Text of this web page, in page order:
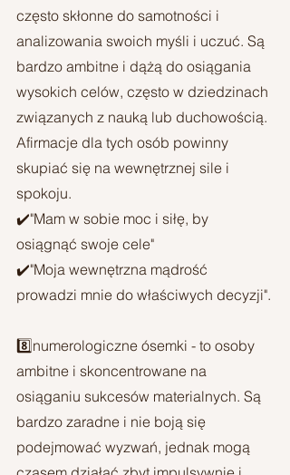
często skłonne do samotności i
analizowania swoich myśli i uczuć. Są
bardzo ambitne i dążą do osiągania
wysokich celów, często w dziedzinach
związanych z nauką lub duchowością.
Afirmacje dla tych osób powinny
skupiać się na wewnętrznej sile i
spokoju.
✔️"Mam w sobie moc i siłę, by
osiągnąć swoje cele"
✔️"Moja wewnętrzna mądrość
prowadzi mnie do właściwych decyzji".
8️⃣numerologiczne ósemki - to osoby
ambitne i skoncentrowane na
osiąganiu sukcesów materialnych. Są
bardzo zaradne i nie boją się
podejmować wyzwań, jednak mogą